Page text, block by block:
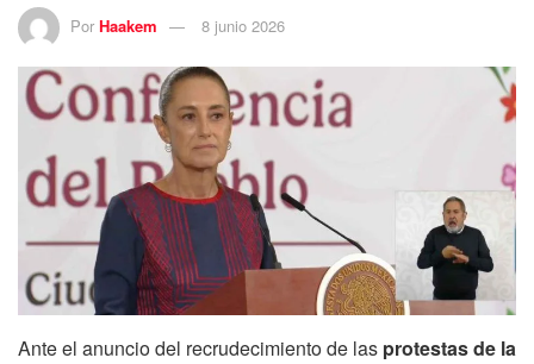
Por Haakem 8 junio 2026
Ante el anuncio del recrudecimiento de las protestas de la